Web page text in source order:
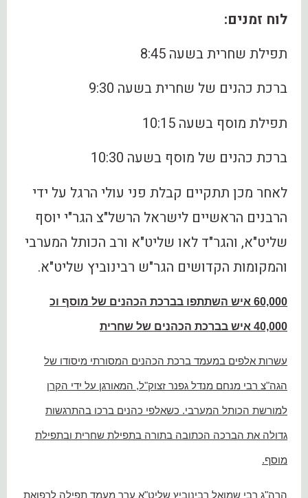
לוח זמנים:
תפילת שחרית בשעה 8:45
ברכת כהנים של שחרית בשעה 9:30
תפילת מוסף בשעה 10:15
ברכת כהנים של מוסף בשעה 10:30
לאחר מכן תתקיים קבלת פני עולי הרגל על ידי
הרבנים הראשיים לישראל הרשל"צ הגר"י יוסף
שליט"א, והגר"ד לאו שליט"א ורב הכותל המערבי
והמקומות הקדושים הגר"ש רבינוביץ שליט"א.
60,000 איש השתתפו בברכת הכהנים של מוסף וכ
40,000 איש בברכת הכהנים של שחרית
עשרות אלפים במעמד ברכת הכהנים המסורתי מיסודו של
הגה"צ רבי מנחם מנדל גפנר זצוק"ל, המאורגן על ידי הקרן
למורשת הכותל המערבי. כשאלפי כהנים ברכו בהתרגשות
גדולה את הברכה הכתובה בתורה בתפילת שחרית ובתפילת
מוסף.
הרה"ג רבי שמואל רבינוביץ שליט"א ערך מעמד תפילה לרפואת